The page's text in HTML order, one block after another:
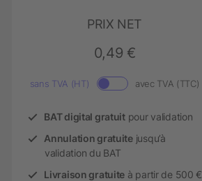
PRIX NET
0,49 €
sans TVA (HT) avec TVA (TTC)
BAT digital gratuitpour validation
Annulation gratuitejusqu’à
validation du BAT
Livraison gratuite à partir de 500 €